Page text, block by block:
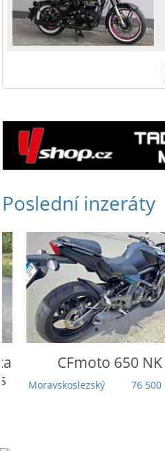
Poslední inzeráty
CFmoto650 NK
Moravskoslezský 76 500 Kč